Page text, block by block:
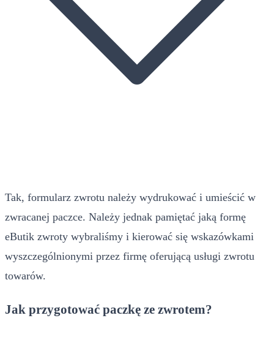
Tak, formularz zwrotu należy wydrukować i umieścić w
zwracanej paczce. Należy jednak pamiętać jaką formę
eButik zwroty wybraliśmy i kierować się wskazówkami
wyszczególnionymi przez firmę oferującą usługi zwrotu
towarów.
Jak przygotować paczkę ze zwrotem?